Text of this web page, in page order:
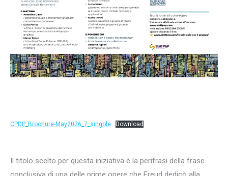
CPDP_Brochure-May2026_7_singole Download
Il titolo scelto per questa iniziativa è la perifrasi della frase